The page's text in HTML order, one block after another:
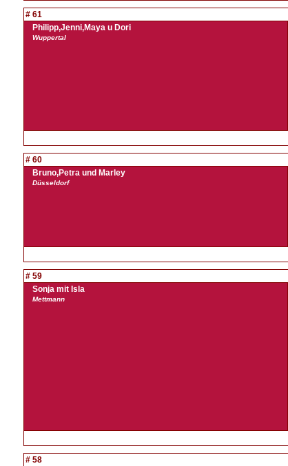
# 61
Philipp,Jenni,Maya u Dori
Wuppertal
# 60
Bruno,Petra und Marley
Düsseldorf
# 59
Sonja mit Isla
Mettmann
# 58